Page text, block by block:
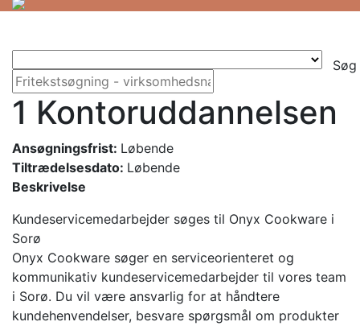
Søg
1 Kontoruddannelsen
Ansøgningsfrist: Løbende
Tiltrædelsesdato: Løbende
Beskrivelse
Kundeservicemedarbejder søges til Onyx Cookware i
Sorø
Onyx Cookware søger en serviceorienteret og
kommunikativ kundeservicemedarbejder til vores team
i Sorø. Du vil være ansvarlig for at håndtere
kundehenvendelser, besvare spørgsmål om produkter